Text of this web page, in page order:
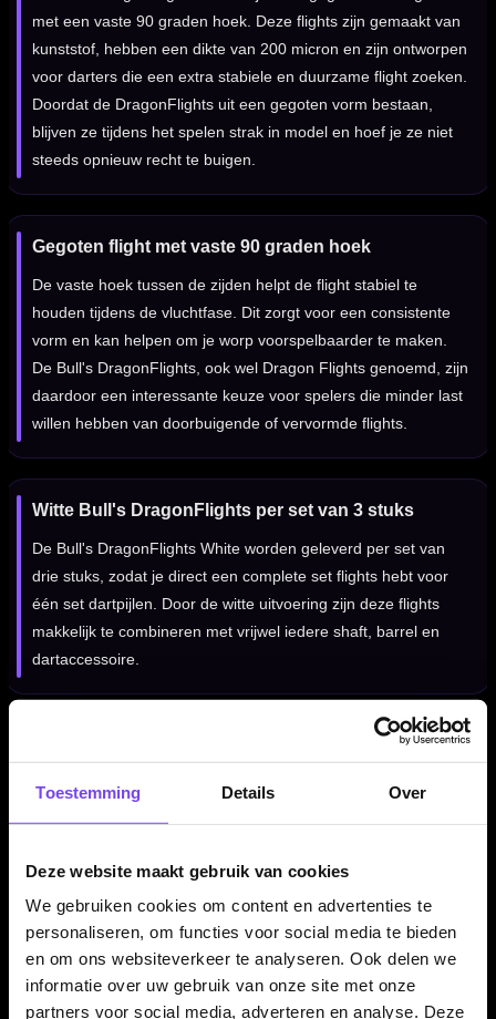
Toestemming Details Over
Deze website maakt gebruik van cookies
We gebruiken cookies om content en advertenties te
personaliseren, om functies voor social media te bieden
en om ons websiteverkeer te analyseren. Ook delen we
informatie over uw gebruik van onze site met onze
partners voor social media, adverteren en analyse. Deze
met een vaste 90 graden hoek. Deze flights zijn gemaakt van
kunststof, hebben een dikte van 200 micron en zijn ontworpen
voor darters die een extra stabiele en duurzame flight zoeken.
Doordat de DragonFlights uit een gegoten vorm bestaan,
blijven ze tijdens het spelen strak in model en hoef je ze niet
steeds opnieuw recht te buigen.
Gegoten flight met vaste 90 graden hoek
De vaste hoek tussen de zijden helpt de flight stabiel te
houden tijdens de vluchtfase. Dit zorgt voor een consistente
vorm en kan helpen om je worp voorspelbaarder te maken.
De Bull's DragonFlights, ook wel Dragon Flights genoemd, zijn
daardoor een interessante keuze voor spelers die minder last
willen hebben van doorbuigende of vervormde flights.
Witte Bull's DragonFlights per set van 3 stuks
De Bull's DragonFlights White worden geleverd per set van
drie stuks, zodat je direct een complete set flights hebt voor
één set dartpijlen. Door de witte uitvoering zijn deze flights
makkelijk te combineren met vrijwel iedere shaft, barrel en
dartaccessoire.
✓ Gemaakt van kunststof
Lichtgewicht en duurzaam
✓
Geschikt voor standaard dart shafts
✓ Geleverd per set van 3 flights